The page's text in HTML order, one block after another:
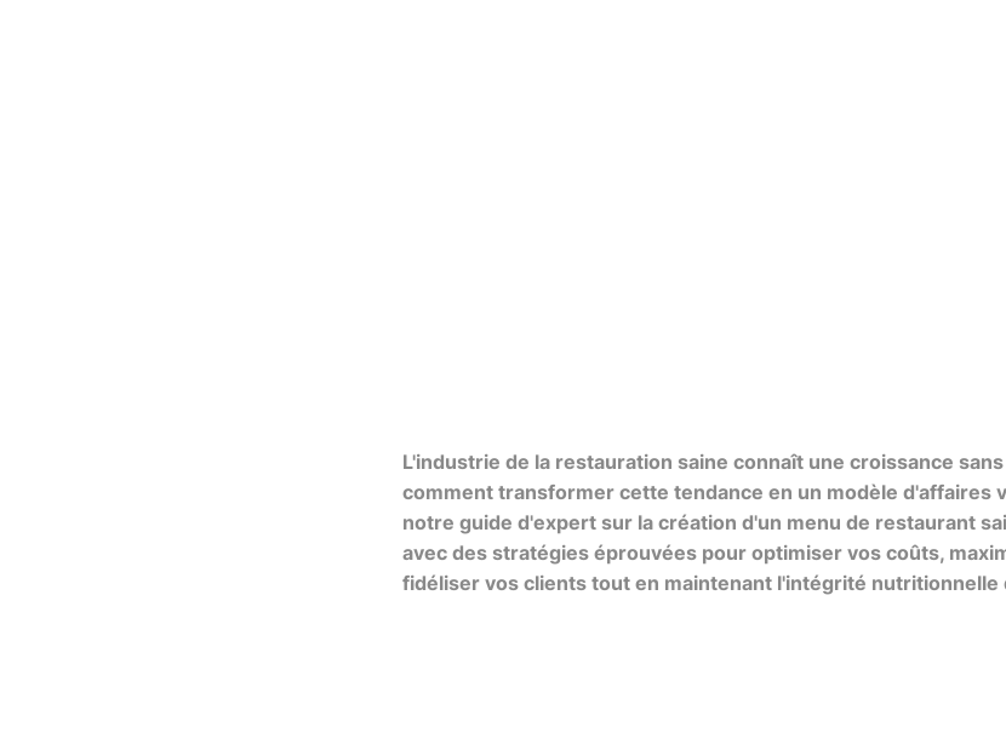
L'industrie de la restauration saine connaît une croissance
comment transformer cette tendance en un modèle d'affaires
notre guide d'expert sur la création d'un menu de restaurant
avec des stratégies éprouvées pour optimiser vos coûts,
fidéliser vos clients tout en maintenant l'intégrité nutritionnelle